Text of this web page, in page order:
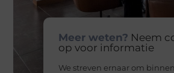
Meer weten? Neem
op voor informatie
We streven ernaar om